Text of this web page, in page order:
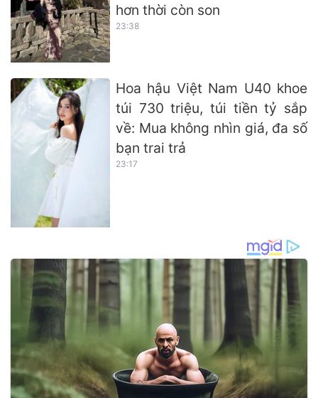
hơn thời còn son
23:38
Hoa hậu Việt Nam U40 khoe
túi 730 triệu, túi tiền tỷ sắp
về: Mua không nhìn giá, đa số
bạn trai trả
23:17